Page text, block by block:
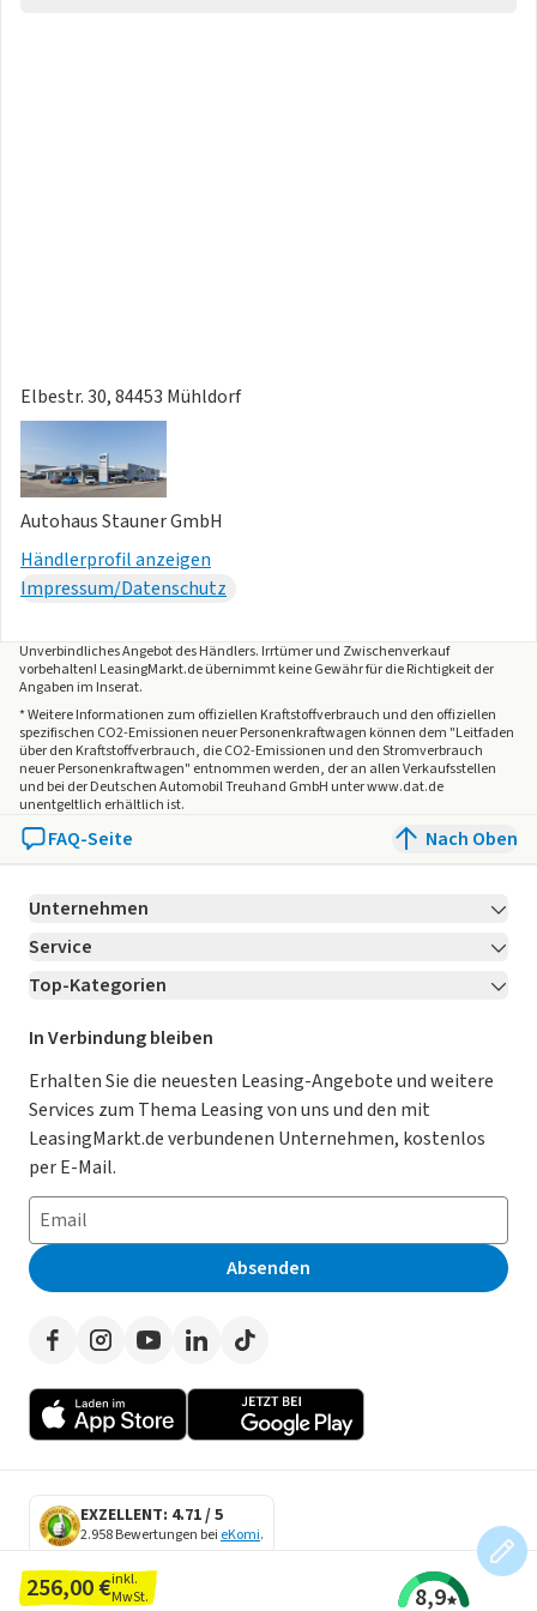
256,00 €inkl.
MwSt.
8,9
Elbestr. 30, 84453 Mühldorf
Autohaus Stauner GmbH
Händlerprofil anzeigen
Impressum/Datenschutz
Unverbindliches Angebot desHändlers. Irrtümer und Zwischenverkauf
vorbehalten! LeasingMarkt.de übernimmt keine Gewähr für die Richtigkeit der
Angaben im Inserat.
* Weitere Informationen zum offiziellen Kraftstoffverbrauch und den offiziellen
spezifischen CO2-Emissionen neuer Personenkraftwagen können dem "Leitfaden
über den Kraftstoffverbrauch, die CO2-Emissionen und den Stromverbrauch
neuer Personenkraftwagen" entnommen werden, der an allen Verkaufsstellen
und bei der Deutschen Automobil Treuhand GmbH unter www.dat.de
unentgeltlich erhältlich ist.
FAQ-Seite Nach Oben
Unternehmen
Über LeasingMarkt.de
Karriere Jetzt bewerben!
Für Händler
Kooperation mit AutoScout24
AGB
Datenschutz
Impressum
Erklärung zur Barrierefreiheit
Presse
Service
Kontakt
Ratgeber
Magazin
Datenschutz-Einstellungen
So funktioniert’s
Häufig gestellte Fragen
Leasing-Lexikon
Auto-Tests
Werben auf LeasingMarkt.de
Top-Kategorien
Leasing Deals
Gebrauchtwagen Leasing
Leasing ohne Anzahlung
E-Auto Leasing
Privatleasing
Leasing-Vergleiche
Herstellerverzeichnis
Händlerverzeichnis
In Verbindung bleiben
Erhalten Sie die neuesten Leasing-Angebote und weitere
Services zum Thema Leasing von uns und den mit
LeasingMarkt.de verbundenen Unternehmen, kostenlos
per E-Mail.
Absenden
EXZELLENT: 4.71 / 5
2.958 Bewertungen bei eKomi.
SECURE DATA
SSL Encryption